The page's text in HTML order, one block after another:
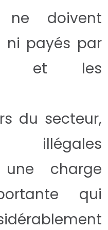
ne doivent
ni payés par
et les
du secteur,
une charge
qui